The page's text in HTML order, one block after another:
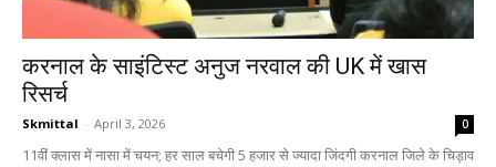
करनाल के साइंटिस्ट अनुज नरवाल की UK में खास
रिसर्च
Skmittal - April 3, 2026 0
11वीं क्लास में नासा में चयन; हर साल बचेगी 5 हजार से ज्यादा जिंदगी करनाल जिले के चिड़ाव